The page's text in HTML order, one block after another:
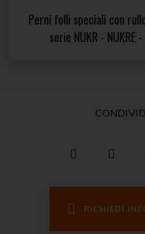
Perni folli speciali con
serie NUKR - NUKRE
Facebook
RICHIEDI